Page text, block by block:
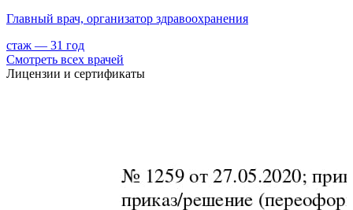
Главный врач, организатор здравоохранения
стаж — 31 год
Смотреть всех врачей
Лицензии и сертификаты